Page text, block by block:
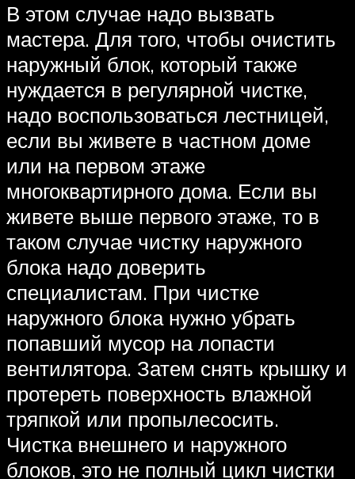
В этом случае надо вызвать
мастера. Для того, чтобы очистить
наружный блок, который также
нуждается в регулярной чистке,
надо воспользоваться лестницей,
если вы живете в частном доме
или на первом этаже
многоквартирного дома. Если вы
живете выше первого этаже, то в
таком случае чистку наружного
блока надо доверить
специалистам. При чистке
наружного блока нужно убрать
попавший мусор на лопасти
вентилятора. Затем снять крышку и
протереть поверхность влажной
тряпкой или пропылесосить.
Чистка внешнего и наружного
блоков, это не полный цикл чистки